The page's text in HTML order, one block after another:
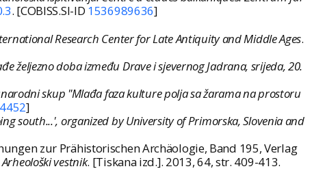
. [COBISS.SI-ID 1536989636]
Research Center for Late Antiquity and Middle Ages.
željezno doba između Drave i sjevernog Jadrana, srijeda, 20.
skup "Mlađa faza kulture polja sa žarama na prostoru
]
south...', organized by University of Primorska, Slovenia and
zur Prähistorischen Archäologie, Band 195, Verlag
Arheološki vestnik. [Tiskana izd.]. 2013, 64, str. 409-413.